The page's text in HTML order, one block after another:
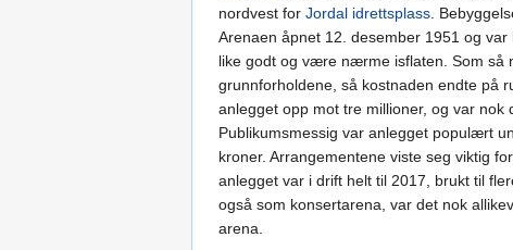
nordvest for Jordal idrettsplass.
Arenaen åpnet 12. desember 1951 og
like godt og være nærme isflaten. Som så
grunnforholdene, så kostnaden endte på
anlegget opp mot tre millioner, og var
Publikumsmessig var anlegget populært
kroner. Arrangementene viste seg viktig
anlegget var i drift helt til 2017, brukt til
også som konsertarena, var det nok
arena.